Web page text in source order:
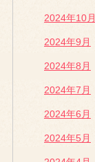
2024年10月
2024年9月
2024年8月
2024年7月
2024年6月
2024年5月